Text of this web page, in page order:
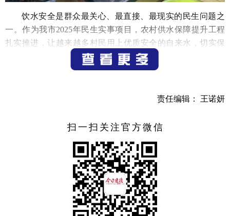
饮水安全是群众最关心、最直接、最现实的民生问题之
一。作为我市2025年民生实事项目，农村供水保障提升工程
扎实推进，让越来越多村民用上优质安全的自来水，切实保
障了偏远地区群众饮水安全。
景如今已是日常，而在过去，滨江村因地处偏远，长期以来
水量容易发生变化，村里常年面临季节性缺水难题，每逢枯
水期供水便难以保障；水质浑浊、供水水压不稳和时断时续
的情况更是家常便饭，饮水问题一度成为困扰当地村民的民
说起过去，章纪顺回忆道， “以前枯水期的时候，水库的
水都已经到底了，水是相当浑浊，真是‘看天喝水’。那时候家
责任编辑： 王诺妍
扫一扫关注官方微信